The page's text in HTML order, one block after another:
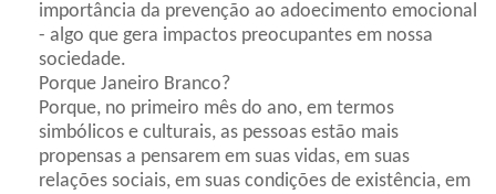
importância da prevenção ao adoecimento emocional
- algo que gera impactos preocupantes em nossa
sociedade.
Porque Janeiro Branco?
Porque, no primeiro mês do ano, em termos
simbólicos e culturais, as pessoas estão mais
propensas a pensarem em suas vidas, em suas
relações sociais, em suas condições de existência, em